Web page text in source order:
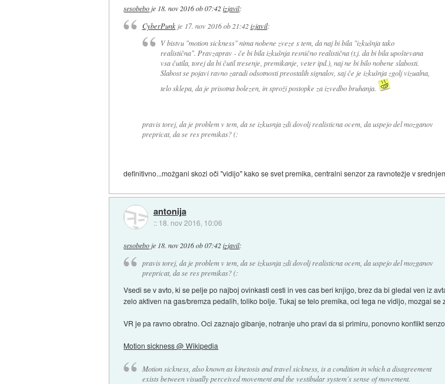
sesobebo je 18. nov 2016 ob 07:42 izjavil:
CyberPunkje 17. nov 2016 ob 21:42 izjavil:
V bistvu "motion sickness" nima nobene zveze s tem, da naj bi bila "izkušnja tako
realistična". Pravzaprav - če bi bila izkušnja resnično realistična (t.j. da bi bila upoštevana
vsa čutila, torej da bi čutil tresenje, premikanje, veter ipd.), naj ne bi bilo nobene slabosti.
Slabost se pojavi ravno zaradi odsotnosti preostalih signalov, saj če je izkušnja zgolj vizualna,
telo sklepa, da je prisotna bolezen, in sproži postopke za izvedbo bruhanja.
pravis torej, da je problem v tem, da se izkusnja zdi dovolj realisticna ocem, da uspejo del mozganov
prepricat, da se res premikas? (:
definitivno...možgani skozi oči "vidijo" kako se svet premika, centralni senzor za ravnotežje v
antonija
:: 18. nov 2016, 10:06
sesobebo je 18. nov 2016 ob 07:42 izjavil:
pravis torej, da je problem v tem, da se izkusnja zdi dovolj realisticna ocem, da uspejo del mozganov
prepricat, da se res premikas? (:
Vsedi se v avto, ki se pelje po najboj ovinkasti cesti in ves cas beri knjigo, brez da bi gledal ven iz
zelo aktiven na gas/bremza pedalih, toliko bolje. Tukaj se telo premika, oci tega ne vidijo, mozgai se
VR je pa ravno obratno. Oci zaznajo gibanje, notranje uho pravi da si primiru, ponovno konflikt
Motion sickness @ Wikipedia
Motion sickness, also known as kinetosis and travel sickness, is a condition in which a disagreement
exists between visually perceived movement and the vestibular system's sense of movement.